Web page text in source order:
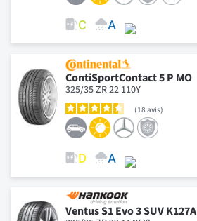
ContiSportContact 5 P MO
325/35 ZR 22 110Y
18 avis
Ventus S1 Evo 3 SUV K127A